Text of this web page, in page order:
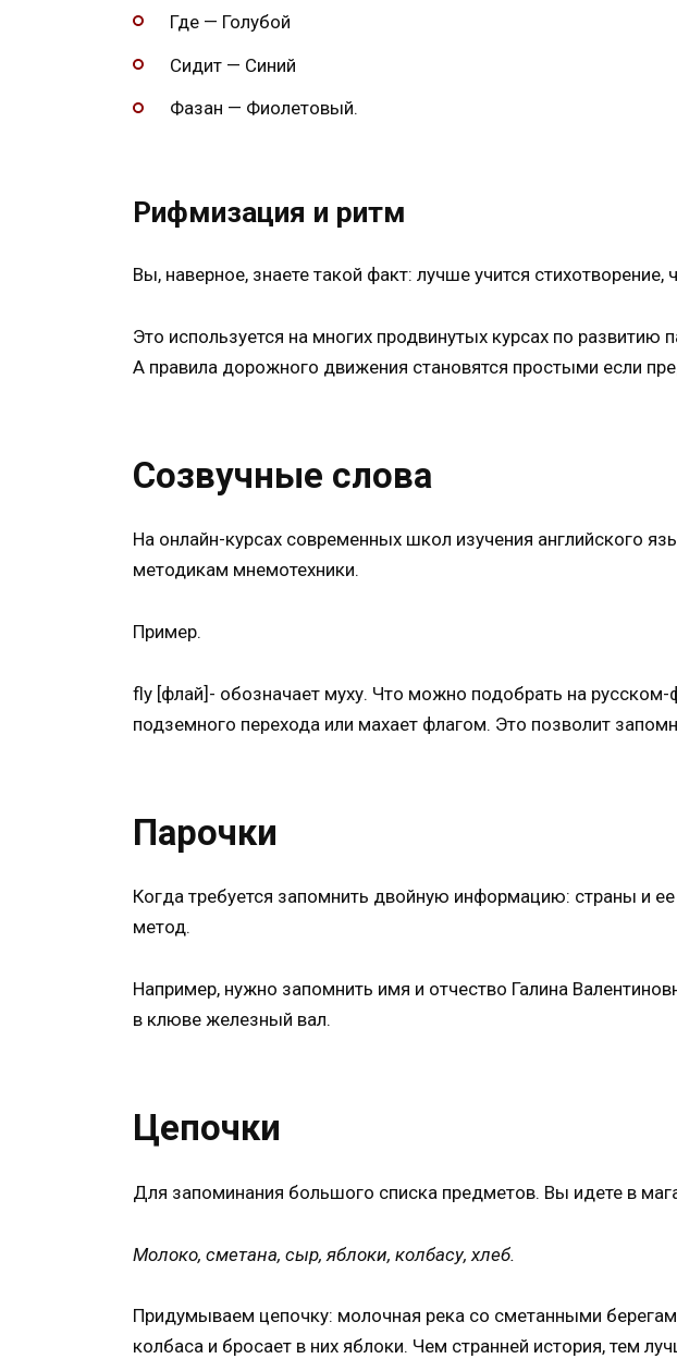
Где — Голубой
Сидит — Синий
Фазан — Фиолетовый.
Рифмизация и ритм
Вы, наверное, знаете такой факт: лучше учится
Это используется на многих продвинутых курсах по
А правила дорожного движения становятся простыми если
Созвучные слова
На онлайн-курсах современных школ изучения английского
методикам мнемотехники.
Пример.
fly [флай]- обозначает муху. Что можно подобрать на
подземного перехода или махает флагом. Это позволит
Парочки
Когда требуется запомнить двойную информацию: страны и
метод.
Например, нужно запомнить имя и отчество Галина
в клюве железный вал.
Цепочки
Для запоминания большого списка предметов. Вы идете в
Молоко, сметана, сыр, яблоки, колбасу, хлеб.
Придумываем цепочку: молочная река со сметанными
колбаса и бросает в них яблоки. Чем странней история, тем